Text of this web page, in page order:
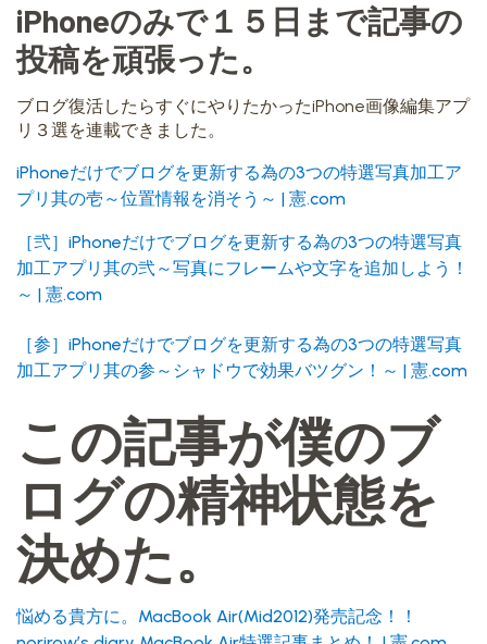
iPhoneのみで１５日まで記事の
投稿を頑張った。
ブログ復活したらすぐにやりたかったiPhone画像編集アプ
リ３選を連載できました。
iPhoneだけでブログを更新する為の3つの特選写真加工ア
プリ其の壱～位置情報を消そう～ | 憲.com
［弐］iPhoneだけでブログを更新する為の3つの特選写真
加工アプリ其の弐～写真にフレームや文字を追加しよう！
～ | 憲.com
［参］iPhoneだけでブログを更新する為の3つの特選写真
加工アプリ其の参～シャドウで効果バツグン！～ | 憲.com
この記事が僕のブ
ログの精神状態を
決めた。
悩める貴方に。MacBook Air(Mid2012)発売記念！！